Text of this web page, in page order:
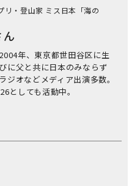
リ・登山家 ミス日本「海の
年、東京都世田谷区に生
に父と共に日本のみならず
オなどメディア出演多数。
としても活動中。